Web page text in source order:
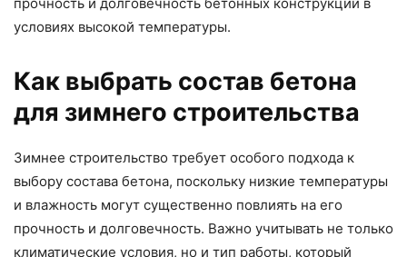
условиях высокой температуры.
Как выбрать состав бетона
для зимнего строительства
Зимнее строительство требует особого подхода к
выбору состава бетона, поскольку низкие температуры
и влажность могут существенно повлиять на его
прочность и долговечность. Важно учитывать не только
климатические условия, но и тип работы, который